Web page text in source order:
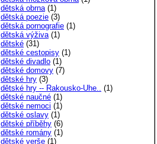
dětská obrna(1)
dětská poezie (3)
dětská pornografie (1)
dětská výživa(1)
dětské (31)
dětské cestopisy (1)
dětské divadlo (1)
dětské domovy (7)
dětské hry (3)
dětské hry -- Rakousko-Uhe.. (1)
dětské naučné (1)
dětské nemoci (1)
dětské oslavy (1)
dětské příběhy (6)
dětské romány (1)
dětské verše (1)